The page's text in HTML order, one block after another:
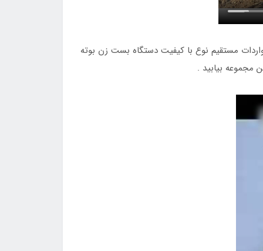
مستقیم نوع با کیفیت دستگاه بست زن بوته
مجموعه بیابید .